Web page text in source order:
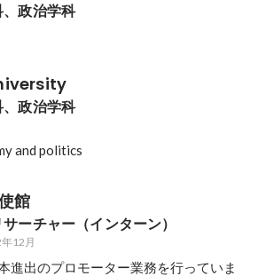
政治学科
政治学科
and politics
館
ーチャー（インターン）
12月
進出のプロモーター業務を行っていま